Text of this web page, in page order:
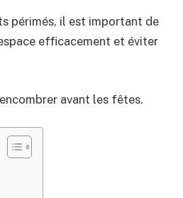
périmés, il est important de
efficacement et éviter
avant les fêtes.